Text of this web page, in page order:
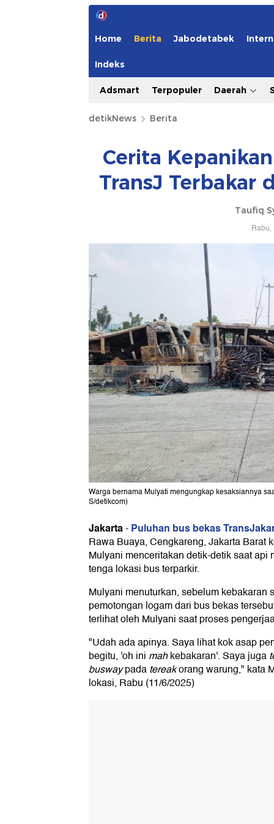
Home Berita Jabodetabek
Indeks
Adsmart Terpopuler Daerah
detikNews Berita
Cerita
TransJ Terbakar
Taufiq
Rabu,
Warga bernama Mulyati mengungkap kesaksiannya
S/detikcom)
Jakarta-Puluhan bus bekas
Rawa Buaya, Cengkareng, Jakarta Barat
Mulyani menceritakan detik-detik saat api
tenga lokasi bus terparkir.
Mulyani menuturkan, sebelum kebakaran
pemotongan logam dari bus bekas
terlihat oleh Mulyani saat proses
"Udah ada apinya. Saya lihat kok asap
begitu, 'oh ini mahkebakaran'. Saya juga
buswaypadatereakorang warung," kata
lokasi, Rabu (11/6/2025)